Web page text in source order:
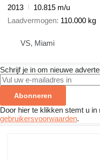
2013
10.815 m/u
Laadvermogen 110.000 kg
VS, Miami
Schrijf je in om nieuwe
Abonneren
Door hier te klikken stemt u in
gebruikersvoorwaarden.